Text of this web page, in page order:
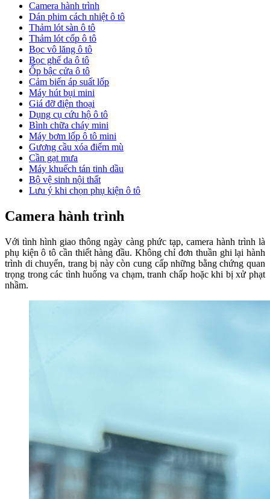
Camera hành trình
Dán phim cách nhiệt ô tô
Thảm lót sàn ô tô
Thảm lót cốp ô tô
Bọc vô lăng ô tô
Bọc ghế da ô tô
Ốp bậc cửa ô tô
Cảm biến áp suất lốp
Máy hút bụi mini
Giá đỡ điện thoại
Dụng cụ cứu hộ ô tô
Bình chữa cháy mini
Máy bơm lốp ô tô mini
Gương cầu xóa điểm mù
Cần gạt mưa
Máy khuếch tán tinh dầu
Bộ vệ sinh nội thất
Lưu ý khi chọn phụ kiện ô tô
Camera hành trình
Với tình hình giao thông ngày càng phức tạp, camera hành trình là
phụ kiện ô tô cần thiết hàng đầu. Không chỉ đơn thuần ghi lại hành
trình di chuyển, trang bị này còn cung cấp những bằng chứng quan
trọng trong các tình huống va chạm, tranh chấp hoặc khi bị xử phạt
nhầm.